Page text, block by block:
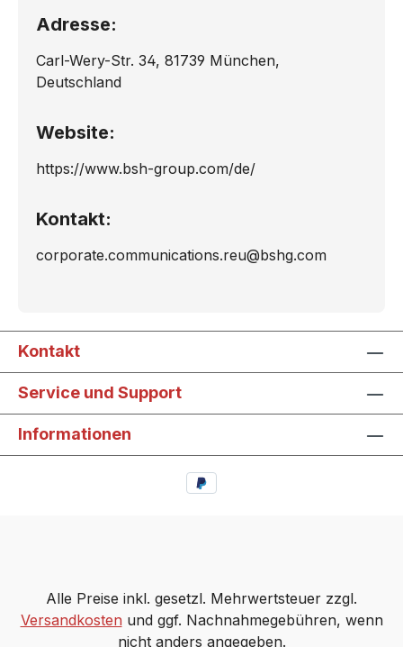
Adresse:
Carl-Wery-Str. 34, 81739 München,
Deutschland
Website:
https://www.bsh-group.com/de/
Kontakt:
corporate.communications.reu@bshg.com
Kontakt
Service und Support
Informationen
Alle Preise inkl. gesetzl. Mehrwertsteuer zzgl.
Versandkosten und ggf. Nachnahmegebühren, wenn
nicht anders angegeben.